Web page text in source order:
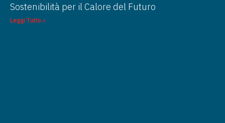
Sostenibilità per il Calore del Futuro
Leggi Tutto »